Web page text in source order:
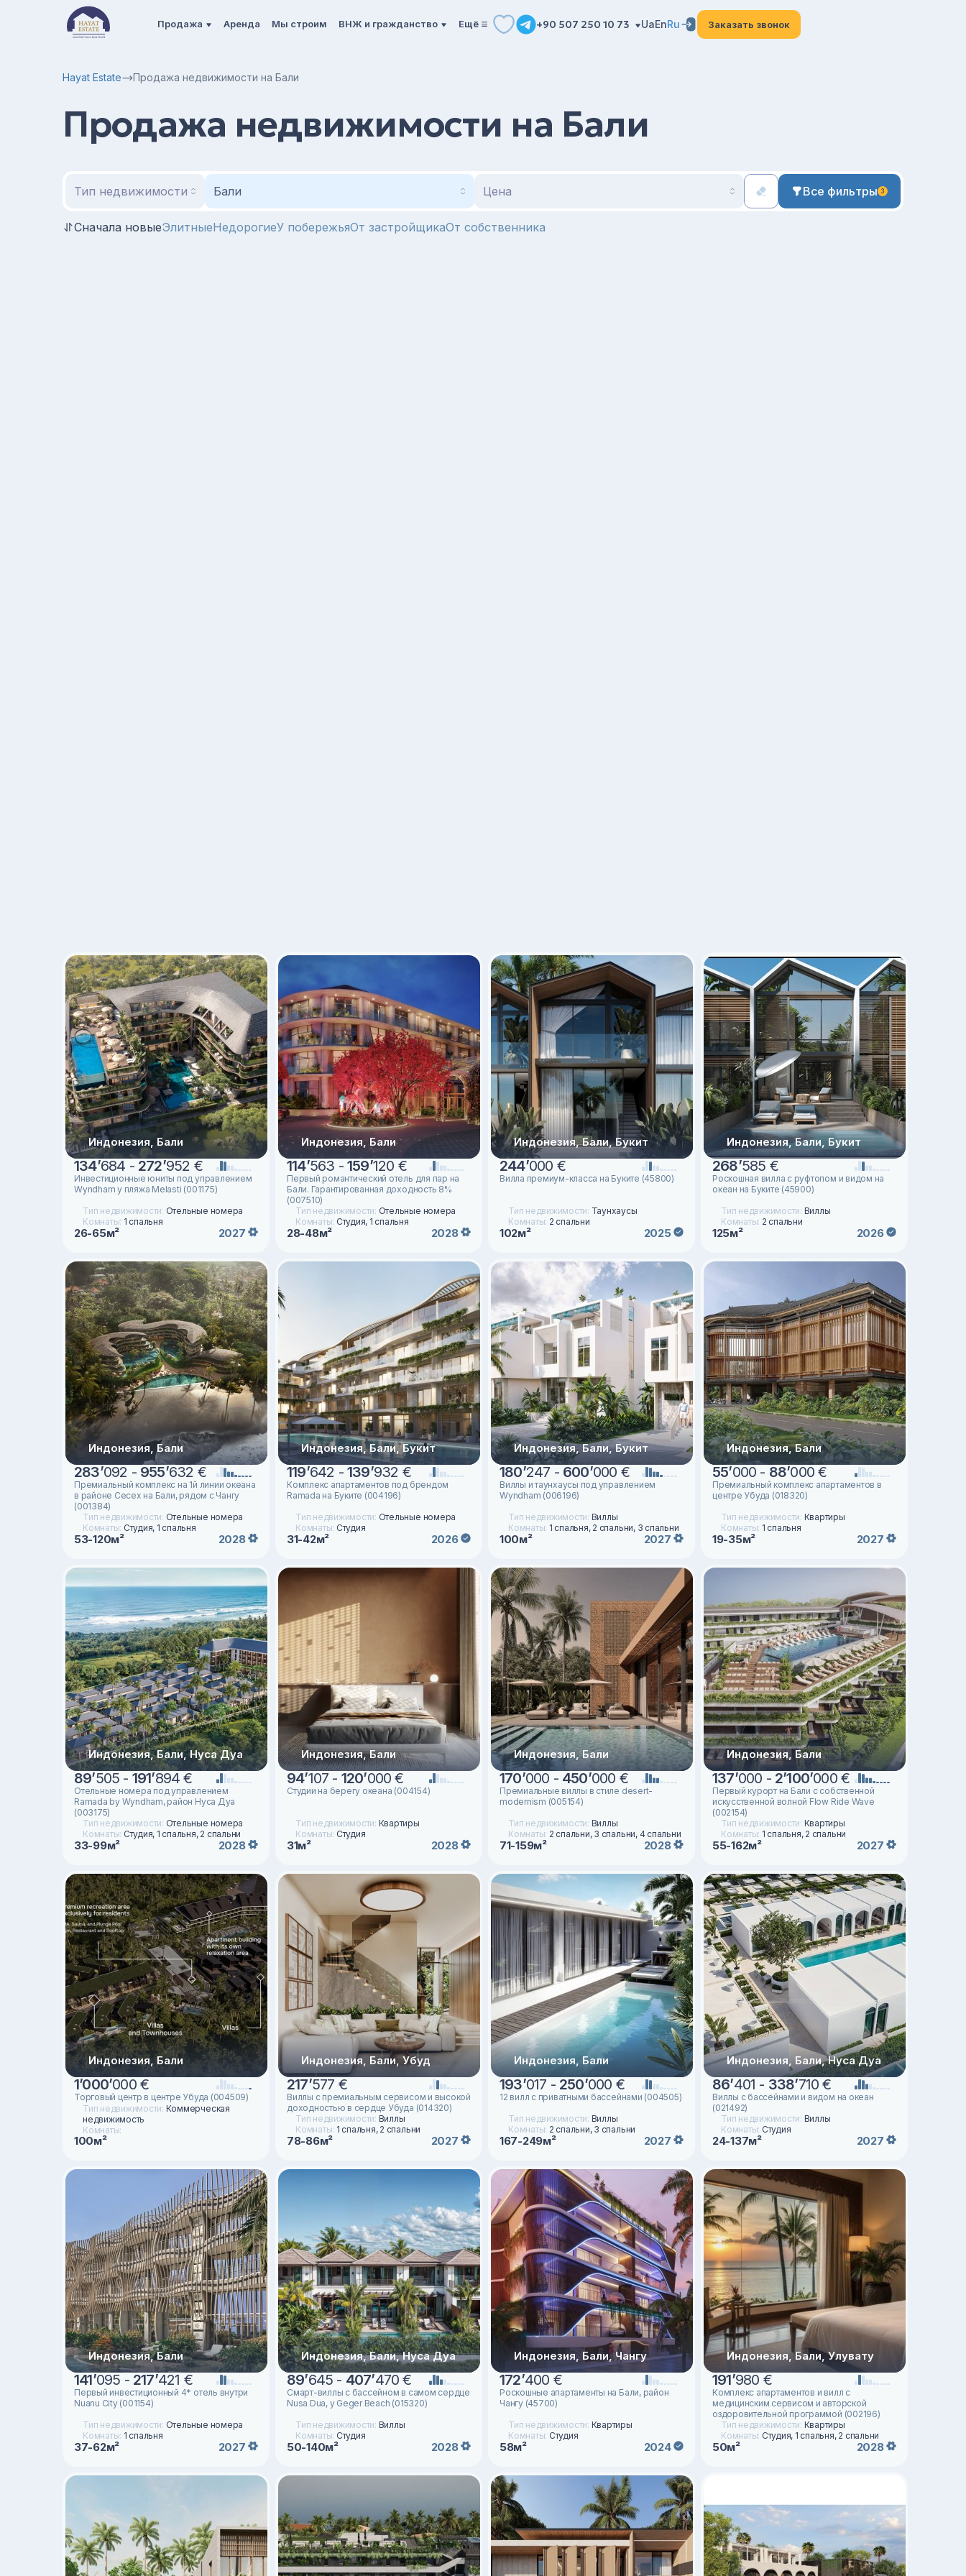
Продажа Аренда Мы строим ВНЖ и гражданство Ещё +90 507 250 10 73 UaEnRu Заказать звонок
Hayat Estate Продажа недвижимости на Бали
Продажа недвижимости на Бали
Тип недвижимости Бали Цена Все фильтры 3
Сначала новыеЭлитныеНедорогиеУ побережьяОт застройщикаОт собственника
Индонезия, Бали
134’684 - 272’952 €
Инвестиционные юниты под управлением
Wyndham у пляжа Melasti (001175)
Тип недвижимости: Отельные номера
Комнаты: 1 спальня
26-65м² 2027
Индонезия, Бали
114’563 -159’120 €
Первый романтический отель для пар на
Бали. Гарантированная доходность 8%
(007510)
Тип недвижимости: Отельные номера
Комнаты: Студия, 1 спальня
28-48м² 2028
Индонезия, Бали, Букит
244’000 €
Вилла премиум-класса на Буките (45800)
Тип недвижимости: Таунхаусы
Комнаты: 2 спальни
102м² 2025
Индонезия, Бали, Букит
268’585 €
Роскошная вилла с руфтопом и видом на
океан на Буките (45900)
Тип недвижимости: Виллы
Комнаты: 2 спальни
125м² 2026
Индонезия, Бали
283’092 - 955’632 €
Премиальный комплекс на 1й линии океана
в районе Сесех на Бали, рядом с Чангу
(001384)
Тип недвижимости: Отельные номера
Комнаты: Студия, 1 спальня
53-120м² 2028
Индонезия, Бали, Букит
119’642 -139’932 €
Комплекс апартаментов под брендом
Ramada на Буките (004196)
Тип недвижимости: Отельные номера
Комнаты: Студия
31-42м² 2026
Индонезия, Бали, Букит
180’247 - 600’000 €
Виллы и таунхаусы под управлением
Wyndham (006196)
Тип недвижимости: Виллы
Комнаты: 1 спальня, 2 спальни, 3 спальни
100м² 2027
Индонезия, Бали
55’000 - 88’000 €
Премиальный комплекс апартаментов в
центре Убуда (018320)
Тип недвижимости: Квартиры
Комнаты: 1 спальня
19-35м² 2027
Индонезия, Бали, Нуса Дуа
89’505 - 191’894 €
Отельные номера под управлением
Ramada by Wyndham, район Нуса Дуа
(003175)
Тип недвижимости: Отельные номера
Комнаты: Студия, 1 спальня, 2 спальни
33-99м² 2028
Индонезия, Бали
94’107 - 120’000 €
Студии на берегу океана (004154)
Тип недвижимости: Квартиры
Комнаты: Студия
31м² 2028
Индонезия, Бали
170’000 - 450’000 €
Премиальные виллы в стиле desert-
modernism (005154)
Тип недвижимости: Виллы
Комнаты: 2 спальни, 3 спальни, 4 спальни
71-159м² 2028
Индонезия, Бали
137’000 - 2’100’000 €
Первый курорт на Бали с собственной
искусственной волной Flow Ride Wave
(002154)
Тип недвижимости: Квартиры
Комнаты: 1 спальня, 2 спальни
55-162м² 2027
Индонезия, Бали
1’000’000 €
Торговый центр в центре Убуда (004509)
Тип недвижимости: Коммерческая
недвижимость
Комнаты:
100м²
Индонезия, Бали, Убуд
217’577 €
Виллы с премиальным сервисом и высокой
доходностью в сердце Убуда (014320)
Тип недвижимости: Виллы
Комнаты: 1 спальня, 2 спальни
78-86м² 2027
Индонезия, Бали
193’017 - 250’000 €
12 вилл c приватными бассейнами (004505)
Тип недвижимости: Виллы
Комнаты: 2 спальни, 3 спальни
167-249м² 2027
Индонезия, Бали, Нуса Дуа
86’401 - 338’710 €
Виллы с бассейнами и видом на океан
(021492)
Тип недвижимости: Виллы
Комнаты: Студия
24-137м² 2027
Индонезия, Бали
141’095 - 217’421 €
Первый инвестиционный 4* отель внутри
Nuanu City (001154)
Тип недвижимости: Отельные номера
Комнаты: 1 спальня
37-62м² 2027
Индонезия, Бали, Нуса Дуа
89’645 - 407’470 €
Смарт-виллы с бассейном в самом сердце
Nusa Dua, у Geger Beach (015320)
Тип недвижимости: Виллы
Комнаты: Студия
50-140м² 2028
Индонезия, Бали, Чангу
172’400 €
Роскошные апартаменты на Бали, район
Чангу (45700)
Тип недвижимости: Квартиры
Комнаты: Студия
58м² 2024
Индонезия, Бали, Улувату
191’980 €
Комплекс апартаментов и вилл с
медицинским сервисом и авторской
оздоровительной программой (002196)
Тип недвижимости: Квартиры
Комнаты: Студия, 1 спальня, 2 спальни
50м² 2028